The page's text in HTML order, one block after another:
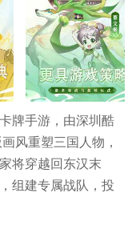
牌手游，由深圳酷
风重塑三国人物，
将穿越回东汉末
组建专属战队，投